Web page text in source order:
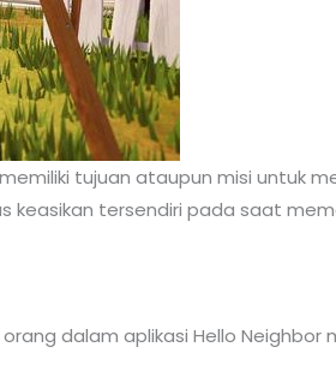
tujuan ataupun misi untuk
tersendiri pada saat
dalam aplikasi Hello Neighbor